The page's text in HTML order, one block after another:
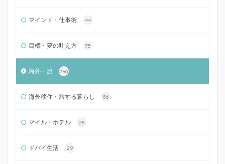
マインド・仕事術 44
目標・夢の叶え方 75
海外・旅 296
海外移住・旅する暮らし 56
マイル・ホテル 28
ドバイ生活 29